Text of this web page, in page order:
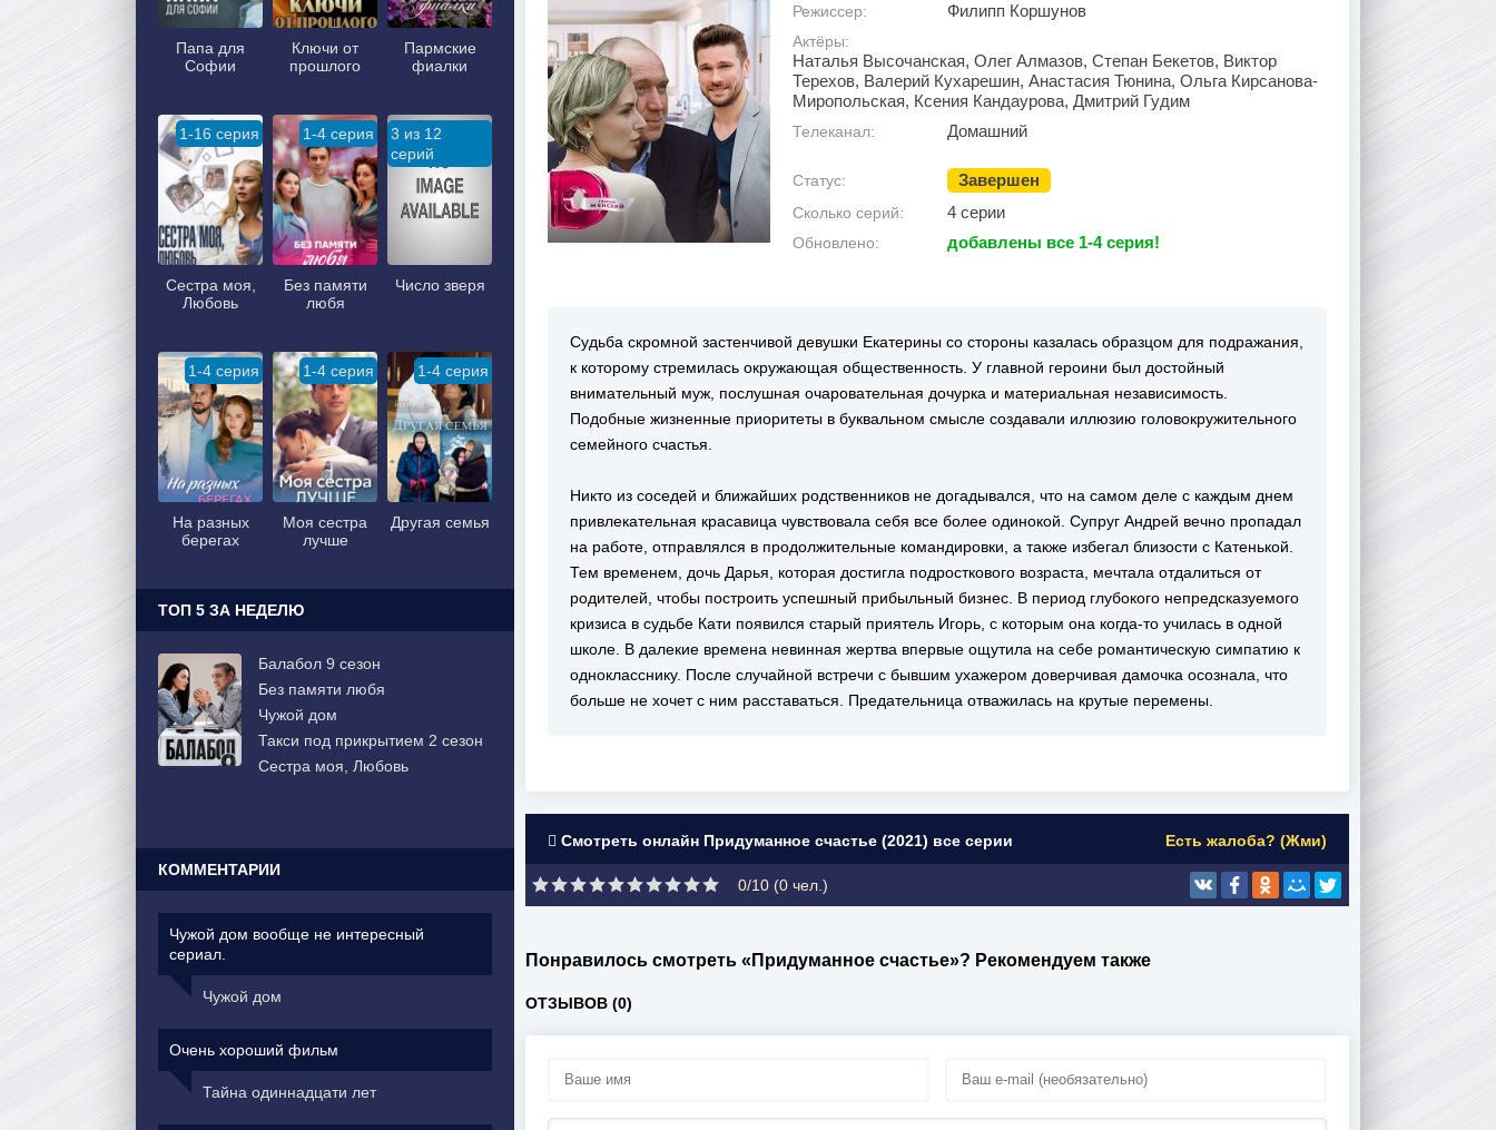
Режиссер: Филипп Коршунов
Актёры:
Наталья Высочанская, Олег Алмазов, Степан Бекетов, Виктор
Терехов, Валерий Кухарешин, Анастасия Тюнина, Ольга Кирсанова-
Миропольская, Ксения Кандаурова, Дмитрий Гудим
Телеканал: Домашний
Статус: Завершен
Сколько серий: 4 серии
Обновлено: добавлены все 1-4 серия!
Судьба скромной застенчивой девушки Екатерины со стороны казалась образцом для подражания,
к которому стремилась окружающая общественность. У главной героини был достойный
внимательный муж, послушная очаровательная дочурка и материальная независимость.
Подобные жизненные приоритеты в буквальном смысле создавали иллюзию головокружительного
семейного счастья.
Никто из соседей и ближайших родственников не догадывался, что на самом деле с каждым днем
привлекательная красавица чувствовала себя все более одинокой. Супруг Андрей вечно пропадал
на работе, отправлялся в продолжительные командировки, а также избегал близости с Катенькой.
Тем временем, дочь Дарья, которая достигла подросткового возраста, мечтала отдалиться от
родителей, чтобы построить успешный прибыльный бизнес. В период глубокого непредсказуемого
кризиса в судьбе Кати появился старый приятель Игорь, с которым она когда-то училась в одной
школе. В далекие времена невинная жертва впервые ощутила на себе романтическую симпатию к
однокласснику. После случайной встречи с бывшим ухажером доверчивая дамочка осознала, что
больше не хочет с ним расставаться. Предательница отважилась на крутые перемены.
Смотреть онлайн Придуманное счастье (2021) все серии Есть жалоба? (Жми)
0/10 (0 чел.)
Понравилось смотреть «Придуманное счастье»? Рекомендуем также
ОТЗЫВОВ (0)
Папа для
Софии
Ключи от
прошлого
Пармские
фиалки
1-16 серия
Сестра моя,
Любовь
1-4 серия
Без памяти
любя
3 из 12
серий
Число зверя
1-4 серия
На разных
берегах
1-4 серия
Моя сестра
лучше
1-4 серия
Другая семья
ТОП 5 ЗА НЕДЕЛЮ
Балабол 9 сезон
Без памяти любя
Чужой дом
Такси под прикрытием 2 сезон
Сестра моя, Любовь
КОММЕНТАРИИ
Чужой дом вообще не интересный
сериал.
Чужой дом
Очень хороший фильм
Тайна одиннадцати лет